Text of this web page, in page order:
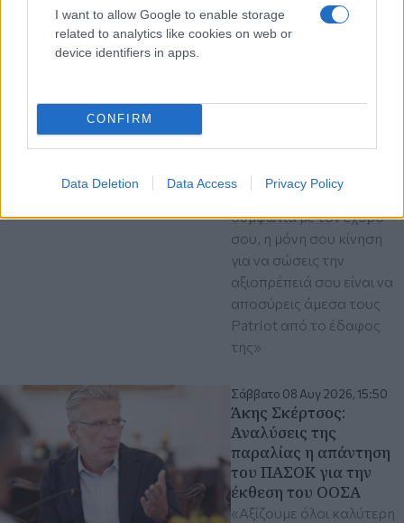
I want to allow Google to enable storage
related to analytics like cookies on web or
device identifiers in apps.
CONFIRM
Data Deletion Data Access Privacy Policy
Αγρότες - Κτηνοτρόφοι
Patriot
«Όταν μία χώρα
υπογράφει στρατιωτική
συμφωνία με τον εχθρό
σου, η μόνη σου κίνηση
για να σώσεις την
αξιοπρέπειά σου είναι να
αποσύρεις άμεσα τους
Patriot από το έδαφος
της»
Σάββατο 08 Αυγ 2026, 15:50
Άκης Σκέρτσος:
Aναλύσεις της
παραλίας η απάντηση
του ΠΑΣΟΚ για την
έκθεση του ΟΟΣΑ
«Αξίζουμε όλοι καλύτερη